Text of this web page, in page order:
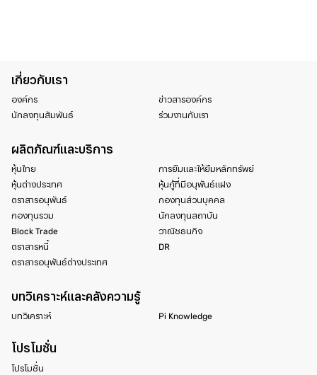
เกี่ยวกับเรา
องค์กร
นักลงทุนสัมพันธ์
ข่าวสารองค์กร
ร่วมงานกับเรา
ผลิตภัณฑ์และบริการ
หุ้นไทย
หุ้นต่างประเทศ
ตราสารอนุพันธ์
กองทุนรวม
Block Trade
ตราสารหนี้
ตราสารอนุพันธ์ต่างประเทศ
การยืมและให้ยืมหลักทรัพย์
หุ้นกู้ที่มีอนุพันธ์แฝง
กองทุนส่วนบุคคล
นักลงทุนสถาบัน
วาณิชธนกิจ
DR
บทวิเคราะห์และคลังความรู้
บทวิเคราะห์ Pi Knowledge
โปรโมชั่น
โปรโมชั่น